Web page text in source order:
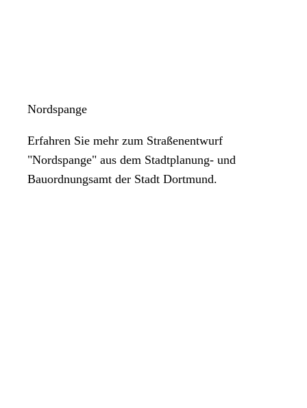
Nordspange
Erfahren Sie mehr zum Straßenentwurf
"Nordspange" aus dem Stadtplanung- und
Bauordnungsamt der Stadt Dortmund.